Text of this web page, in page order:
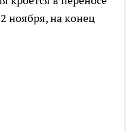
ноября, на конец